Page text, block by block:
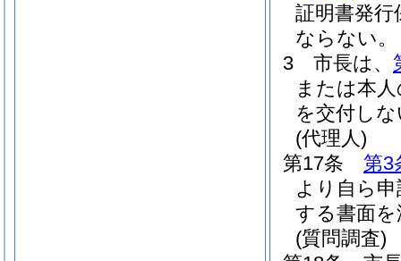
証明書発
ならない。
3
市長は、
または本
を交付し
(代理人)
第17条
第3
より自ら
する書面
(質問調査)